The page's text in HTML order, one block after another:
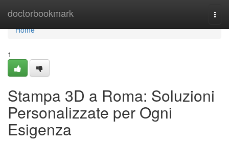
doctorbookmark
Home
Home
1
Stampa 3D a Roma: Soluzioni
Personalizzate per Ogni
Esigenza